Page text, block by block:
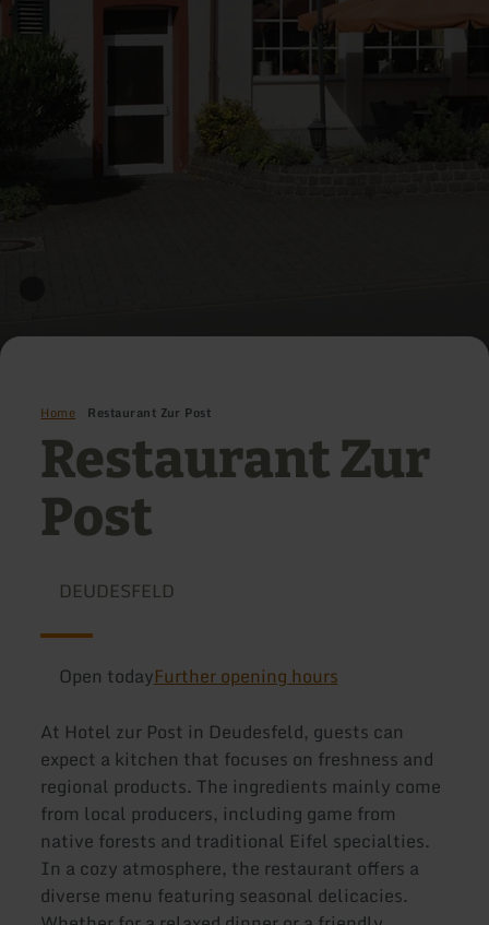
Home Restaurant Zur Post
Restaurant Zur
Post
DEUDESFELD
Open todayFurther opening hours
At Hotel zur Post in Deudesfeld, guests can
expect a kitchen that focuses on freshness and
regional products. The ingredients mainly come
from local producers, including game from
native forests and traditional Eifel specialties.
In a cozy atmosphere, the restaurant offers a
diverse menu featuring seasonal delicacies.